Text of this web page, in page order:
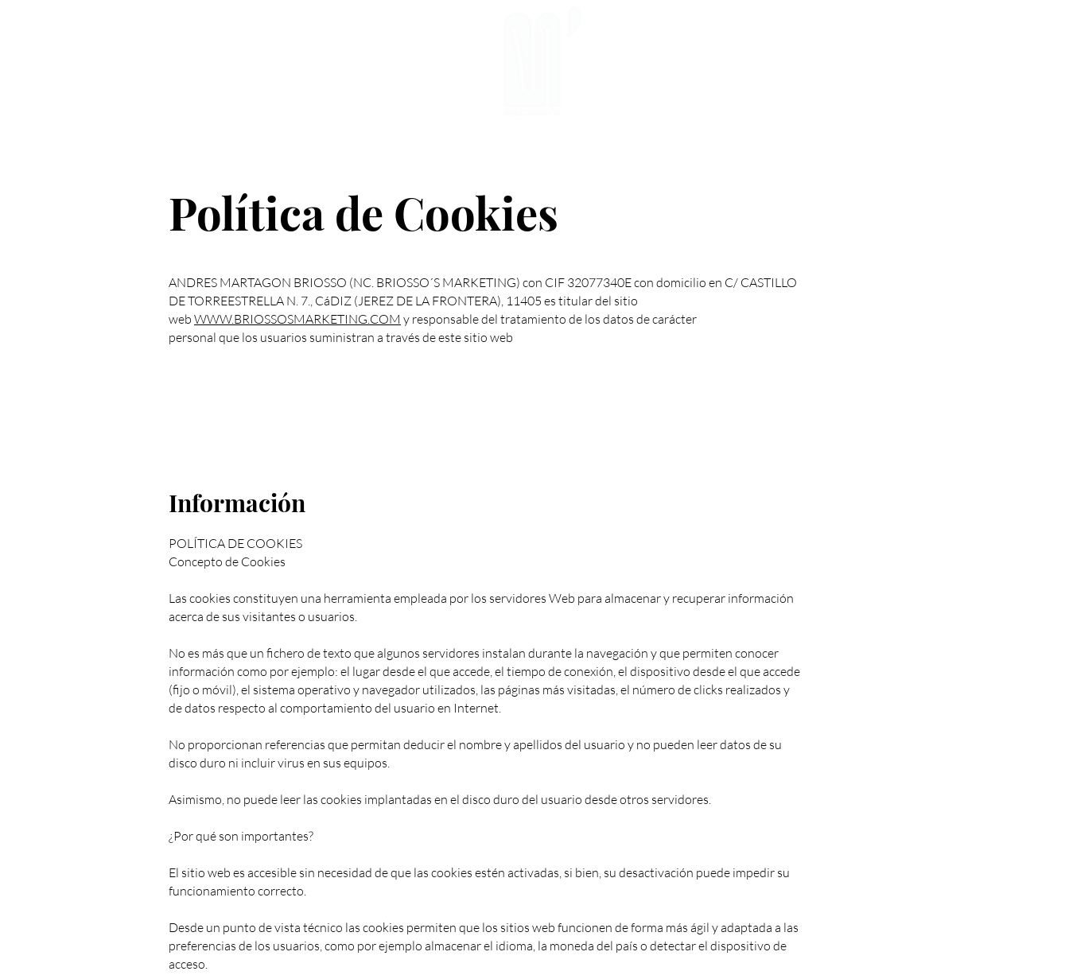
Política de Cookies
ANDRES MARTAGON BRIOSSO (NC. BRIOSSO´S MARKETING) con CIF 32077340E con domicilio en C/ CASTILLO
DE TORREESTRELLA N. 7., CáDIZ (JEREZ DE LA FRONTERA), 11405 es titular del sitio
web WWW.BRIOSSOSMARKETING.COM y responsable del tratamiento de los datos de carácter
personal que los usuarios suministran a través de este sitio web
Información
POLÍTICA DE COOKIES
Concepto de Cookies
Las cookies constituyen una herramienta empleada por los servidores Web para almacenar y recuperar información
acerca de sus visitantes o usuarios.
No es más que un fichero de texto que algunos servidores instalan durante la navegación y que permiten conocer
información como por ejemplo: el lugar desde el que accede, el tiempo de conexión, el dispositivo desde el que accede
(fijo o móvil), el sistema operativo y navegador utilizados, las páginas más visitadas, el número de clicks realizados y
de datos respecto al comportamiento del usuario en Internet.
No proporcionan referencias que permitan deducir el nombre y apellidos del usuario y no pueden leer datos de su
disco duro ni incluir virus en sus equipos.
Asimismo, no puede leer las cookies implantadas en el disco duro del usuario desde otros servidores.
¿Por qué son importantes?
El sitio web es accesible sin necesidad de que las cookies estén activadas, si bien, su desactivación puede impedir su
funcionamiento correcto.
Desde un punto de vista técnico las cookies permiten que los sitios web funcionen de forma más ágil y adaptada a las
preferencias de los usuarios, como por ejemplo almacenar el idioma, la moneda del país o detectar el dispositivo de
acceso.